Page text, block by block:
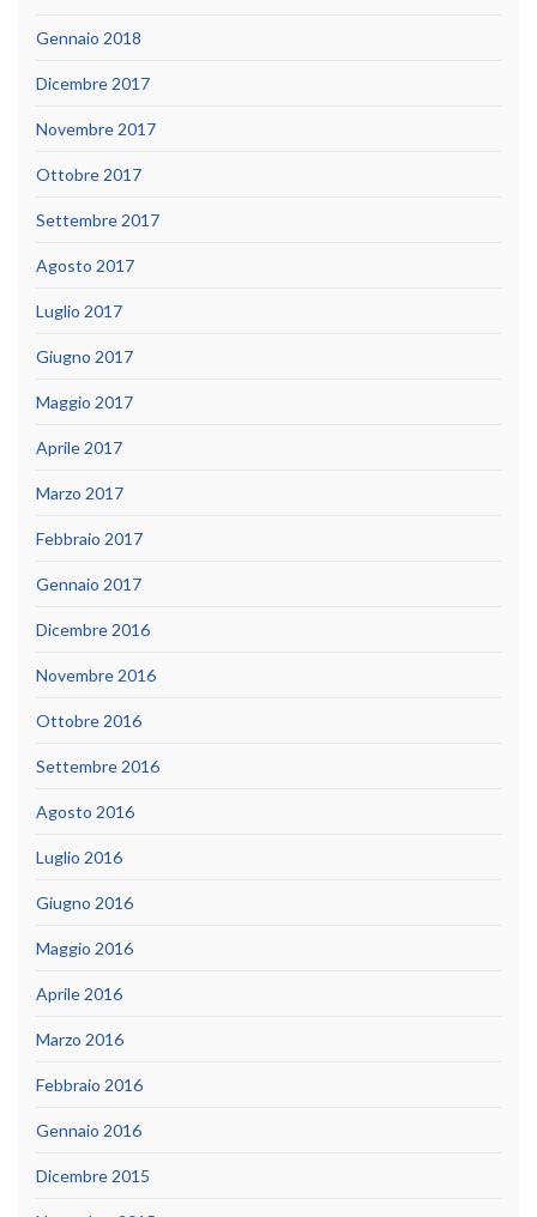
Gennaio 2018
Dicembre 2017
Novembre 2017
Ottobre 2017
Settembre 2017
Agosto 2017
Luglio 2017
Giugno 2017
Maggio 2017
Aprile 2017
Marzo 2017
Febbraio 2017
Gennaio 2017
Dicembre 2016
Novembre 2016
Ottobre 2016
Settembre 2016
Agosto 2016
Luglio 2016
Giugno 2016
Maggio 2016
Aprile 2016
Marzo 2016
Febbraio 2016
Gennaio 2016
Dicembre 2015